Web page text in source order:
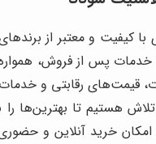
کیفیت و معتبر از
پس از فروش، همواره
قیمت‌های رقابتی و
هستیم تا بهترین‌ها را
امکان خرید آنلاین و